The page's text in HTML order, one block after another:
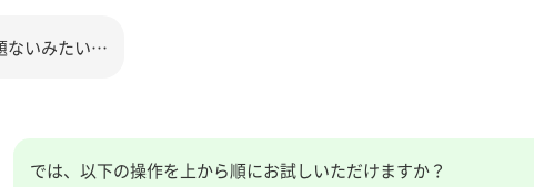
ないみたい…
では、以下の操作を上から順にお試しいただけますか？